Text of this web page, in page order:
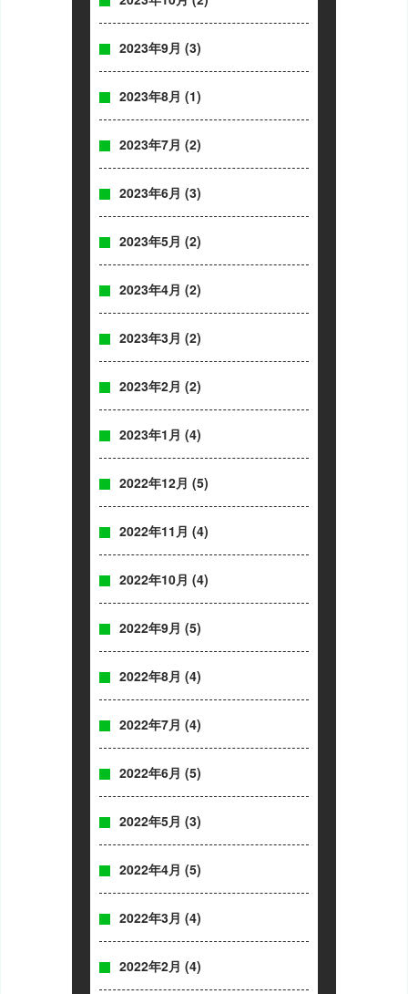
2023年9月 (3)
2023年8月 (1)
2023年7月 (2)
2023年6月 (3)
2023年5月 (2)
2023年4月 (2)
2023年3月 (2)
2023年2月 (2)
2023年1月 (4)
2022年12月 (5)
2022年11月 (4)
2022年10月 (4)
2022年9月 (5)
2022年8月 (4)
2022年7月 (4)
2022年6月 (5)
2022年5月 (3)
2022年4月 (5)
2022年3月 (4)
2022年2月 (4)